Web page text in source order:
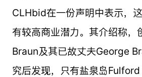
CLHbid在一份声明中表示，
有较高商业潜力。其介绍称，
Braun及其已故丈夫George
究后发现，只有盐泉岛